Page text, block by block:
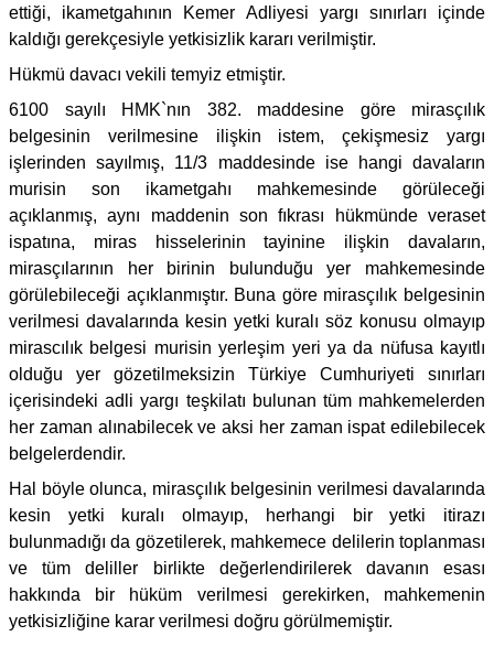
ettiği, ikametgahının Kemer Adliyesi yargı sınırları içinde
kaldığı gerekçesiyle yetkisizlik kararı verilmiştir.
Hükmü davacı vekili temyiz etmiştir.
6100 sayılı HMK`nın 382. maddesine göre mirasçılık
belgesinin verilmesine ilişkin istem, çekişmesiz yargı
işlerinden sayılmış, 11/3 maddesinde ise hangi davaların
murisin son ikametgahı mahkemesinde görüleceği
açıklanmış, aynı maddenin son fıkrası hükmünde veraset
ispatına, miras hisselerinin tayinine ilişkin davaların,
mirasçılarının her birinin bulunduğu yer mahkemesinde
görülebileceği açıklanmıştır. Buna göre mirasçılık belgesinin
verilmesi davalarında kesin yetki kuralı söz konusu olmayıp
mirascılık belgesi murisin yerleşim yeri ya da nüfusa kayıtlı
olduğu yer gözetilmeksizin Türkiye Cumhuriyeti sınırları
içerisindeki adli yargı teşkilatı bulunan tüm mahkemelerden
her zaman alınabilecek ve aksi her zaman ispat edilebilecek
belgelerdendir.
Hal böyle olunca, mirasçılık belgesinin verilmesi davalarında
kesin yetki kuralı olmayıp, herhangi bir yetki itirazı
bulunmadığı da gözetilerek, mahkemece delilerin toplanması
ve tüm deliller birlikte değerlendirilerek davanın esası
hakkında bir hüküm verilmesi gerekirken, mahkemenin
yetkisizliğine karar verilmesi doğru görülmemiştir.